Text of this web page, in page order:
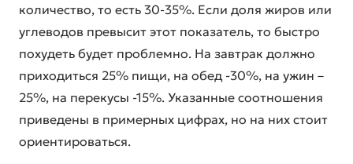
количество, то есть 30-35%. Если доля жиров или
углеводов превысит этот показатель, то быстро
похудеть будет проблемно. На завтрак должно
приходиться 25% пищи, на обед -30%, на ужин –
25%, на перекусы -15%. Указанные соотношения
приведены в примерных цифрах, но на них стоит
ориентироваться.